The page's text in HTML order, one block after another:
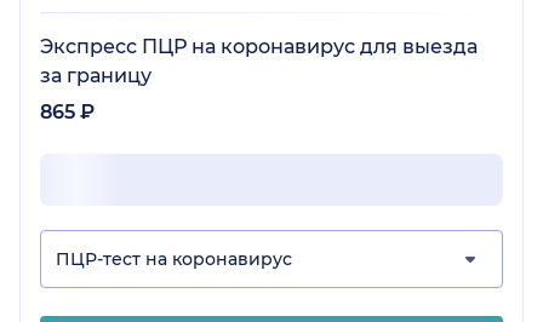
Экспресс ПЦР на коронавирус для выезда
за границу
865 ₽
ПЦР-тест на коронавирус